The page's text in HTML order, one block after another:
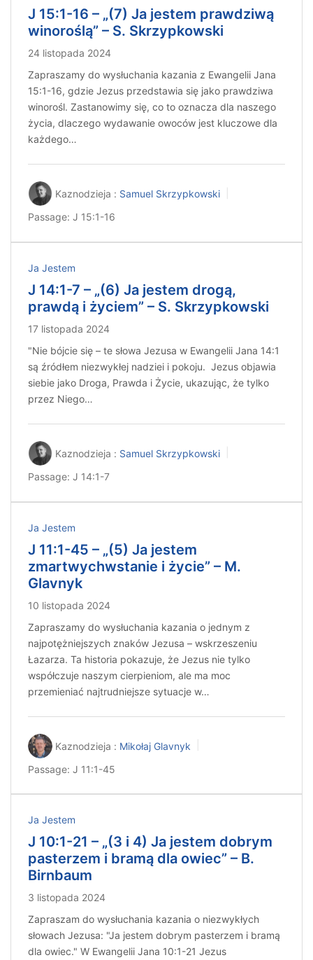
J 15:1-16 – „(7) Ja jestem prawdziwą
winoroślą” – S. Skrzypkowski
24 listopada 2024
Zapraszamy do wysłuchania kazania z Ewangelii Jana
15:1-16, gdzie Jezus przedstawia się jako prawdziwa
winorośl. Zastanowimy się, co to oznacza dla naszego
życia, dlaczego wydawanie owoców jest kluczowe dla
każdego…
Kaznodzieja : Samuel Skrzypkowski
Passage: J 15:1-16
Ja Jestem
J 14:1-7 – „(6) Ja jestem drogą,
prawdą i życiem” – S. Skrzypkowski
17 listopada 2024
"Nie bójcie się – te słowa Jezusa w Ewangelii Jana 14:1
są źródłem niezwykłej nadziei i pokoju. Jezus objawia
siebie jako Droga, Prawda i Życie, ukazując, że tylko
przez Niego…
Kaznodzieja : Samuel Skrzypkowski
Passage: J 14:1-7
Ja Jestem
J 11:1-45 – „(5) Ja jestem
zmartwychwstanie i życie” – M.
Glavnyk
10 listopada 2024
Zapraszamy do wysłuchania kazania o jednym z
najpotężniejszych znaków Jezusa – wskrzeszeniu
Łazarza. Ta historia pokazuje, że Jezus nie tylko
współczuje naszym cierpieniom, ale ma moc
przemieniać najtrudniejsze sytuacje w…
Kaznodzieja : Mikołaj Glavnyk
Passage: J 11:1-45
Ja Jestem
J 10:1-21 – „(3 i 4) Ja jestem dobrym
pasterzem i bramą dla owiec” – B.
Birnbaum
3 listopada 2024
Zapraszam do wysłuchania kazania o niezwykłych
słowach Jezusa: "Ja jestem dobrym pasterzem i bramą
dla owiec." W Ewangelii Jana 10:1-21 Jezus